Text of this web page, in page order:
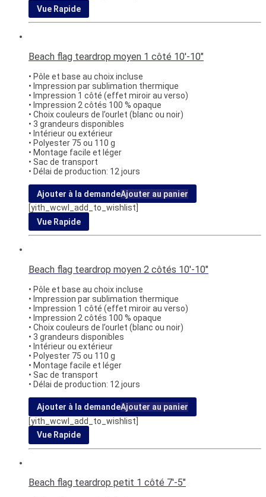
Vue Rapide
Beach flag teardrop moyen 1 côté 10′-10″
• Pôle et base au choix incluse
• Impression par sublimation thermique
• Impression 1 côté (effet miroir au verso)
• Impression 2 côtés 100 % opaque
• Choix couleurs de l’ourlet (blanc ou noir)
• 3 grandeurs disponibles
• Intérieur ou extérieur
• Polyester 75 ou 110 g
• Montage facile et léger
• Sac de transport
• Délai de production: 12 jours
Ajouter à la demandeAjouter au panier
[yith_wcwl_add_to_wishlist]
Vue Rapide
Beach flag teardrop moyen 2 côtés 10′-10″
• Pôle et base au choix incluse
• Impression par sublimation thermique
• Impression 1 côté (effet miroir au verso)
• Impression 2 côtés 100 % opaque
• Choix couleurs de l’ourlet (blanc ou noir)
• 3 grandeurs disponibles
• Intérieur ou extérieur
• Polyester 75 ou 110 g
• Montage facile et léger
• Sac de transport
• Délai de production: 12 jours
Ajouter à la demandeAjouter au panier
[yith_wcwl_add_to_wishlist]
Vue Rapide
Beach flag teardrop petit 1 côté 7′-5″